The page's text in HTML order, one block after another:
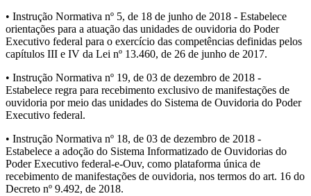
• Instrução Normativa nº 5, de 18 de junho de 2018 - Estabelece
orientações para a atuação das unidades de ouvidoria do Poder
Executivo federal para o exercício das competências definidas pelos
capítulos III e IV da Lei nº 13.460, de 26 de junho de 2017.
• Instrução Normativa nº 19, de 03 de dezembro de 2018 -
Estabelece regra para recebimento exclusivo de manifestações de
ouvidoria por meio das unidades do Sistema de Ouvidoria do Poder
Executivo federal.
• Instrução Normativa nº 18, de 03 de dezembro de 2018 -
Estabelece a adoção do Sistema Informatizado de Ouvidorias do
Poder Executivo federal-e-Ouv, como plataforma única de
recebimento de manifestações de ouvidoria, nos termos do art. 16 do
Decreto nº 9.492, de 2018.